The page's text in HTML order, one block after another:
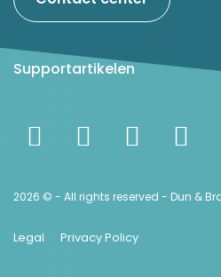
Supportartikelen
2026 © - All rights reserved - Dun &
Legal Privacy Policy